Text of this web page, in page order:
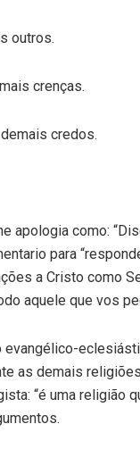
outros.
crenças.
credos.
apologia como:
para
a Cristo como
aquele que vos
as demais
“é uma religião